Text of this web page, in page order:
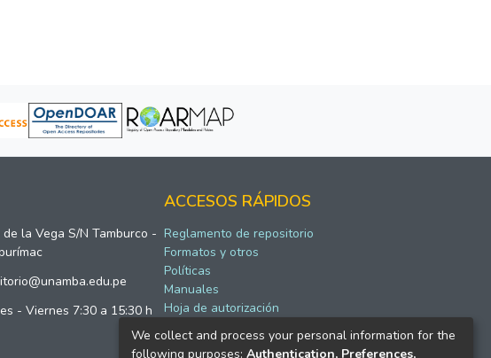
de la Vega S/N Tamburco -
- Viernes 7:30 a 15:30 h
ACCESOS RÁPIDOS
Reglamento de repositorio
Formatos y otros
Políticas
Manuales
Hoja de autorización
We collect and process your personal information for the
following purposes: Authentication, Preferences,